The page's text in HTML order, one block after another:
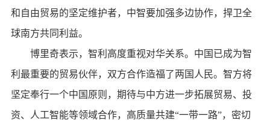
和自由贸易的坚定维护者，中智要加强多边协作，捍卫全
球南方共同利益。
博里奇表示，智利高度重视对华关系。中国已成为智
利最重要的贸易伙伴，双方合作造福了两国人民。智方将
坚定奉行一个中国原则，期待与中方进一步拓展贸易、投
资、人工智能等领域合作，高质量共建“一带一路”，密切